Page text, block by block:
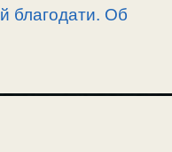
благодати. Об